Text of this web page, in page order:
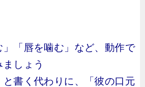
」「唇を噛む」など、動作で
しょう
と書く代わりに、「彼の口元